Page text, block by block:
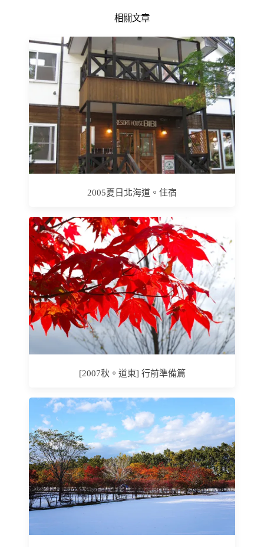
相關文章
2005夏日北海道。住宿
[2007秋。道東] 行前準備篇